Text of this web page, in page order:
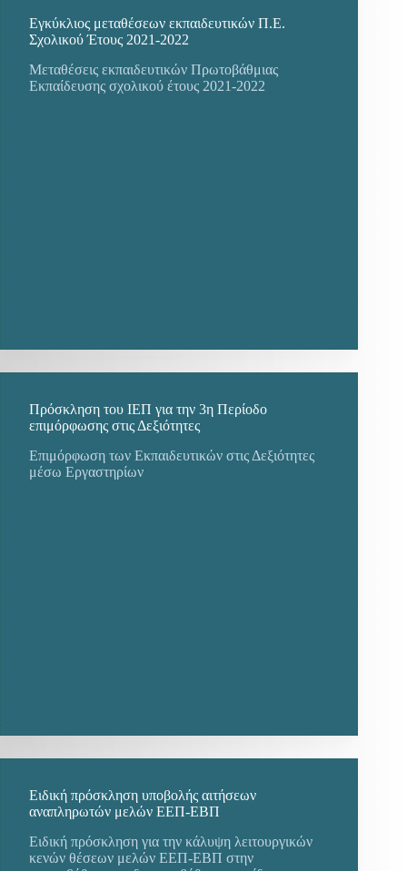
Εγκύκλιος μεταθέσεων εκπαιδευτικών Π.Ε.
Σχολικού Έτους 2021-2022
Μεταθέσεις εκπαιδευτικών Πρωτοβάθμιας
Εκπαίδευσης σχολικού έτους 2021-2022
Πρόσκληση του ΙΕΠ για την 3η Περίοδο
επιμόρφωσης στις Δεξιότητες
Επιμόρφωση των Εκπαιδευτικών στις Δεξιότητες
μέσω Εργαστηρίων
Ειδική πρόσκληση υποβολής αιτήσεων
αναπληρωτών μελών ΕΕΠ-ΕΒΠ
Ειδική πρόσκληση για την κάλυψη λειτουργικών
κενών θέσεων μελών ΕΕΠ-ΕΒΠ στην